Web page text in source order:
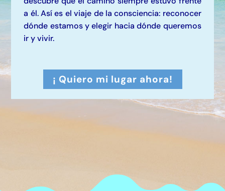
a él.Así es el viaje de la consciencia: reconocer
dónde estamos y elegir hacia dónde queremos
ir y vivir.
¡ Quiero mi lugar ahora!